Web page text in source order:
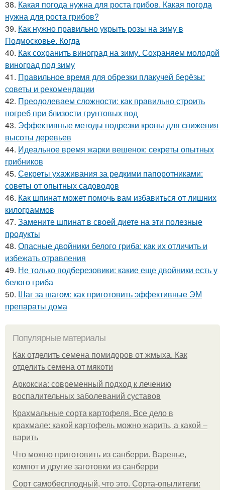
38. Какая погода нужна для роста грибов. Какая погода
нужна для роста грибов?
39. Как нужно правильно укрыть розы на зиму в
Подмосковье. Когда
40. Как сохранить виноград на зиму. Сохраняем молодой
виноград под зиму
41. Правильное время для обрезки плакучей берёзы:
советы и рекомендации
42. Преодолеваем сложности: как правильно строить
погреб при близости грунтовых вод
43. Эффективные методы подрезки кроны для снижения
высоты деревьев
44. Идеальное время жарки вешенок: секреты опытных
грибников
45. Секреты ухаживания за редкими папоротниками:
советы от опытных садоводов
46. Как шпинат может помочь вам избавиться от лишних
килограммов
47. Замените шпинат в своей диете на эти полезные
продукты
48. Опасные двойники белого гриба: как их отличить и
избежать отравления
49. Не только подберезовики: какие еще двойники есть у
белого гриба
50. Шаг за шагом: как приготовить эффективные ЭМ
препараты дома
Популярные материалы
Как отделить семена помидоров от жмыха. Как
отделить семена от мякоти
Аркоксиа: современный подход к лечению
воспалительных заболеваний суставов
Крахмальные сорта картофеля. Все дело в
крахмале: какой картофель можно жарить, а какой –
варить
Что можно приготовить из санберри. Варенье,
компот и другие заготовки из санберри
Сорт самобесплодный, что это. Сорта-опылители: